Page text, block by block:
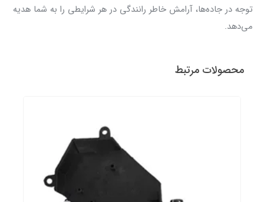
توجه در جاده‌ها، آرامش خاطر رانندگی در هر شرایطی را به شما هدیه
می‌دهد.
محصولات مرتبط